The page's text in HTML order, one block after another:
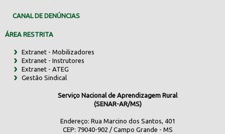
CANAL DE DENÚNCIAS
ÁREA RESTRITA
Extranet - Mobilizadores
Extranet - Instrutores
Extranet - ATEG
Gestão Sindical
Serviço Nacional de Aprendizagem Rural
(SENAR-AR/MS)
Endereço: Rua Marcino dos Santos, 401
CEP: 79040-902 / Campo Grande - MS